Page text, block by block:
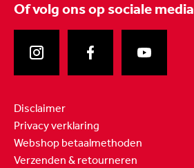
Of volg onsop sociale media
Disclaimer
Privacy verklaring
Webshop betaalmethoden
Verzenden & retourneren